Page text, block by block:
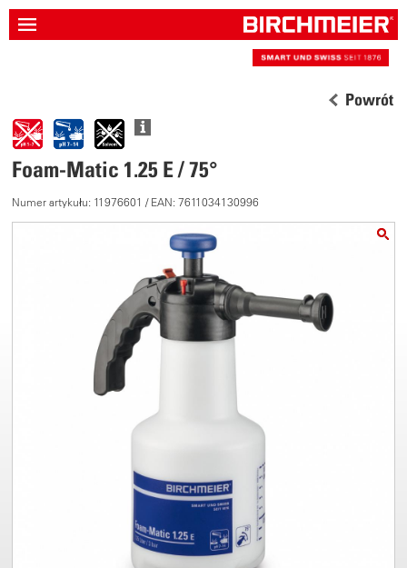
Powrót
Foam-Matic 1.25 E / 75°
Numer artykułu: 11976601 / EAN: 7611034130996